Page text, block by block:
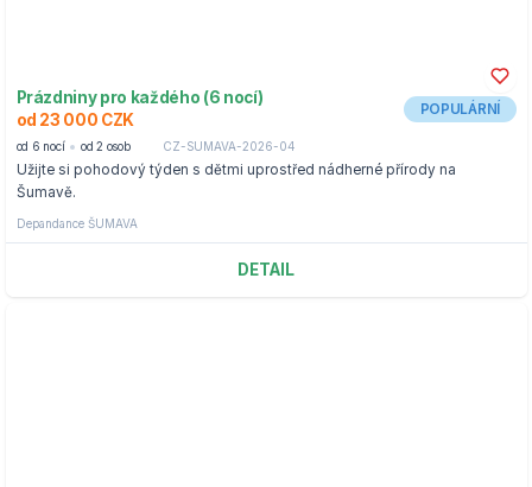
Prázdniny pro každého (6 nocí)
od 23 000 CZK
POPULÁRNÍ
od 6 nocí od 2 osob CZ-SUMAVA-2026-04
Užijte si pohodový týden s dětmi uprostřed nádherné přírody na
Šumavě.
Depandance ŠUMAVA
DETAIL